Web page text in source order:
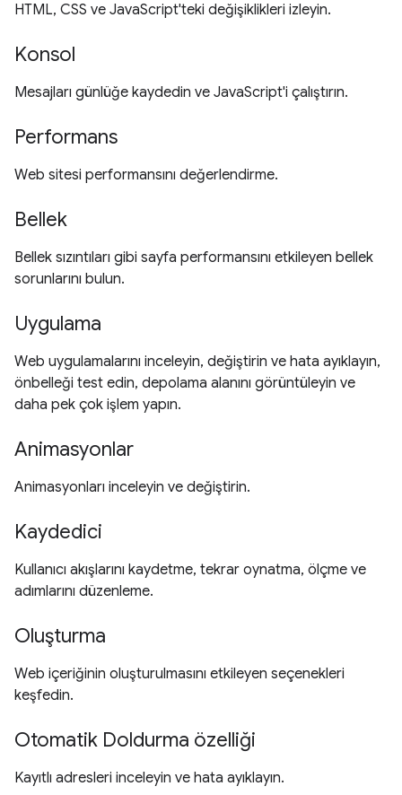
HTML, CSS ve JavaScript'teki değişiklikleri izleyin.
Konsol
Mesajları günlüğe kaydedin ve JavaScript'i çalıştırın.
Performans
Web sitesi performansını değerlendirme.
Bellek
Bellek sızıntıları gibi sayfa performansını etkileyen bellek
sorunlarını bulun.
Uygulama
Web uygulamalarını inceleyin, değiştirin ve hata ayıklayın,
önbelleği test edin, depolama alanını görüntüleyin ve
daha pek çok işlem yapın.
Animasyonlar
Animasyonları inceleyin ve değiştirin.
Kaydedici
Kullanıcı akışlarını kaydetme, tekrar oynatma, ölçme ve
adımlarını düzenleme.
Oluşturma
Web içeriğinin oluşturulmasını etkileyen seçenekleri
keşfedin.
Otomatik Doldurma özelliği
Kayıtlı adresleri inceleyin ve hata ayıklayın.